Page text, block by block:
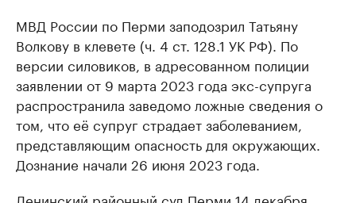
МВД России по Перми заподозрил Татьяну
Волкову в клевете (ч. 4 ст. 128.1 УК РФ). По
версии силовиков, в адресованном полиции
заявлении от 9 марта 2023 года экс-супруга
распространила заведомо ложные сведения о
том, что её супруг страдает заболеванием,
представляющим опасность для окружающих.
Дознание начали 26 июня 2023 года.
Ленинский районный суд Перми 14 декабря